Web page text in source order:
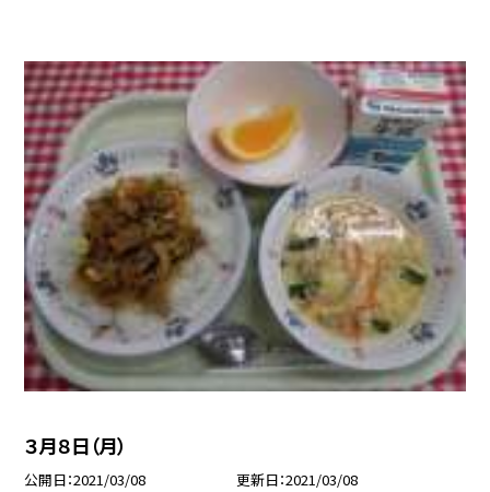
３月８日（月）
公開日 2021/03/08 更新日 2021/03/08